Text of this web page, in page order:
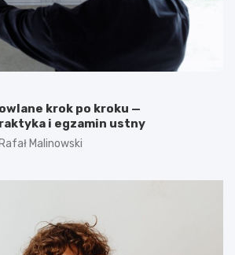
krok po kroku —
i egzamin ustny
Malinowski